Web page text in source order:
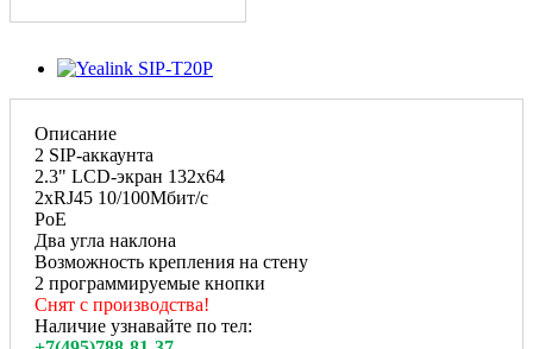
Описание
2 SIP-аккаунта
2.3" LCD-экран 132х64
2хRJ45 10/100Мбит/с
PoE
Два угла наклона
Возможность крепления на стену
2 программируемые кнопки
Снят с производства!
Наличие узнавайте по тел: